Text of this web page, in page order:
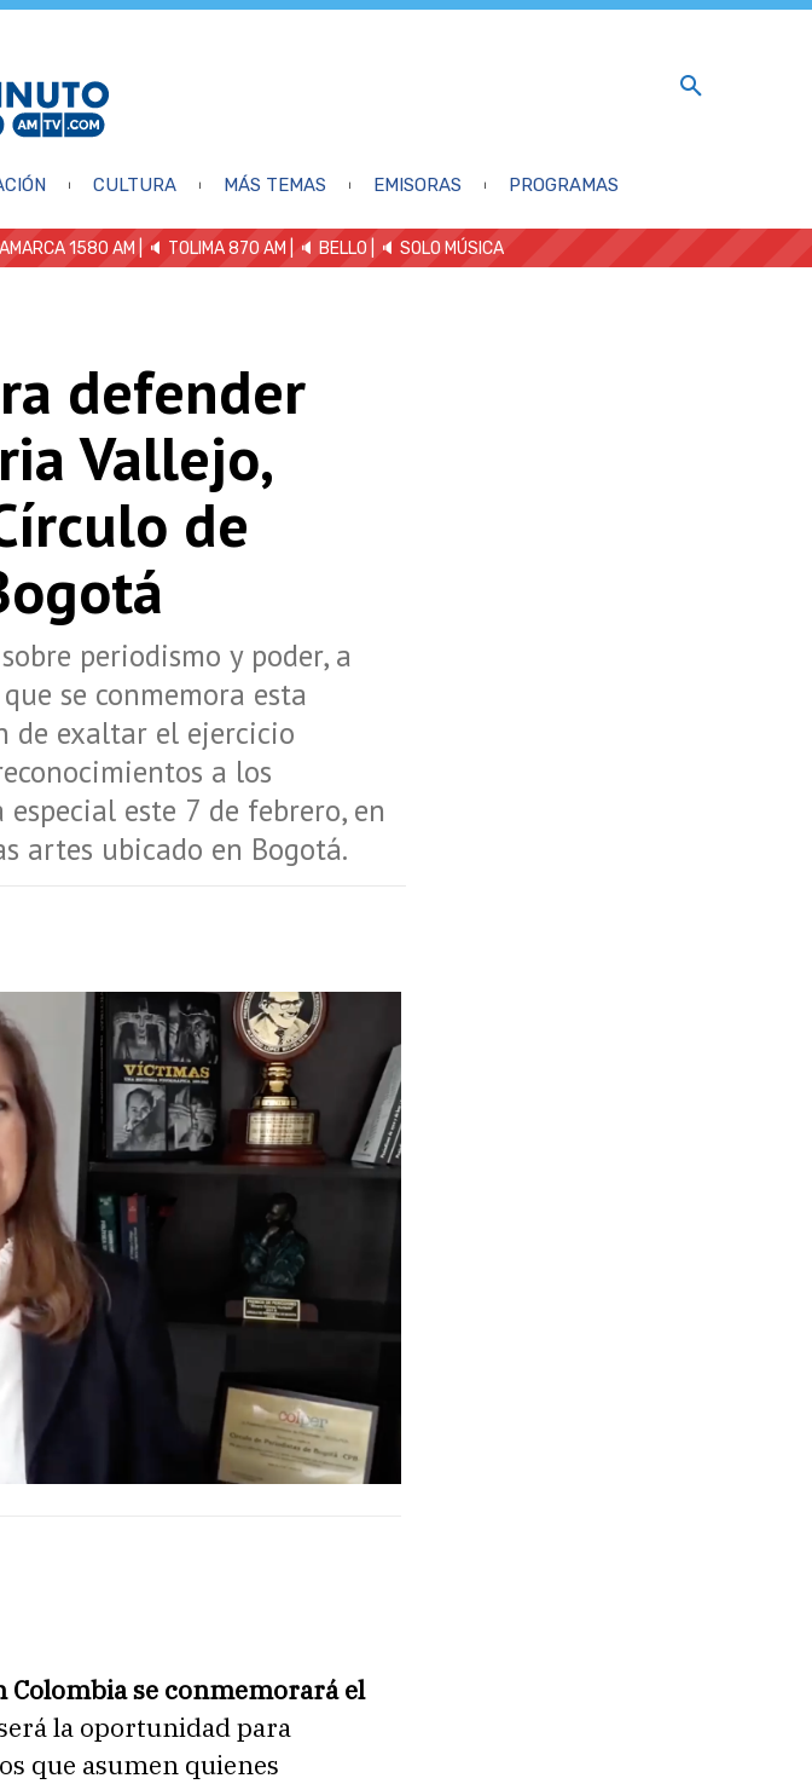
CULTURA MÁS TEMAS EMISORAS PROGRAMAS
1580 AM | 🔈 TOLIMA 870 AM | 🔈 BELLO 🔈 SOLO MÚSICA
defender
Vallejo,
de
periodismo y poder, a
se conmemora esta
de exaltar el ejercicio
a los
este 7 de febrero, en
artes ubicado en Bogotá.
Colombia se conmemorará el
la oportunidad para
que asumen quienes